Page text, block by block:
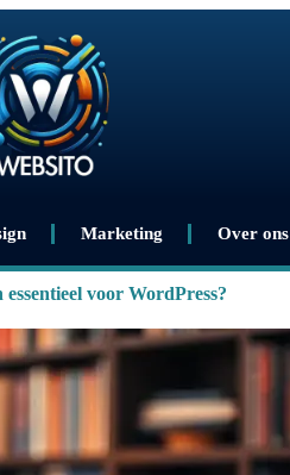
Marketing Over ons
voor WordPress?